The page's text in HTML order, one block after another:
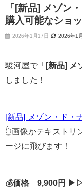
「[新品] メゾン
購入可能なショ
2026年1月17日 2026年1
駿河屋で「 [新品] メ
しました！
[新品] メゾン・ド・
👆画像かテキストリ
ージに飛びます！
💰価格 9,900円